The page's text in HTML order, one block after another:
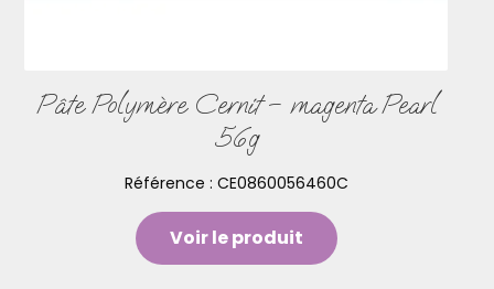
Pâte Polymère Cernit – magenta Pearl
56g
Référence : CE0860056460C
Voir le produit